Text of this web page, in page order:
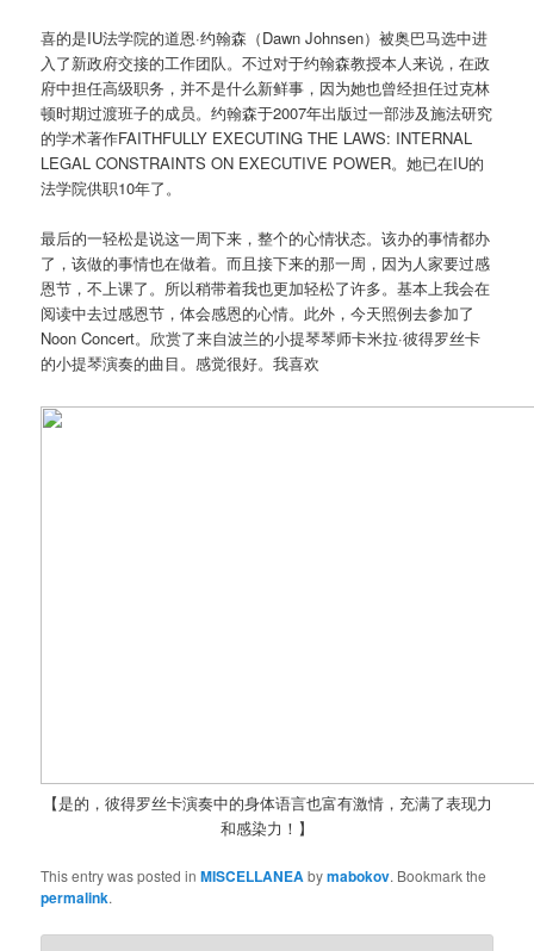
喜的是IU法学院的道恩·约翰森（Dawn Johnsen）被奥巴马选中进
入了新政府交接的工作团队。不过对于约翰森教授本人来说，在政
府中担任高级职务，并不是什么新鲜事，因为她也曾经担任过克林
顿时期过渡班子的成员。约翰森于2007年出版过一部涉及施法研究
的学术著作FAITHFULLY EXECUTING THE LAWS: INTERNAL
LEGAL CONSTRAINTS ON EXECUTIVE POWER。她已在IU的
法学院供职10年了。
最后的一轻松是说这一周下来，整个的心情状态。该办的事情都办
了，该做的事情也在做着。而且接下来的那一周，因为人家要过感
恩节，不上课了。所以稍带着我也更加轻松了许多。基本上我会在
阅读中去过感恩节，体会感恩的心情。此外，今天照例去参加了
Noon Concert。欣赏了来自波兰的小提琴琴师卡米拉·彼得罗丝卡
的小提琴演奏的曲目。感觉很好。我喜欢
【是的，彼得罗丝卡演奏中的身体语言也富有激情，充满了表现力
和感染力！】
This entry was posted inMISCELLANEAbymabokov. Bookmark the
permalink.